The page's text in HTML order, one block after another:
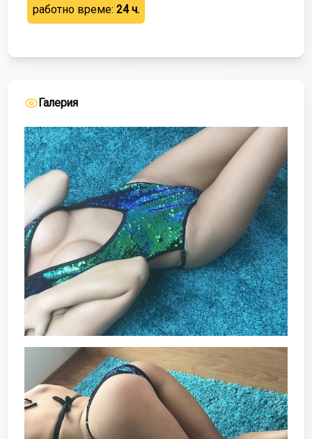
работно време: 24 ч.
Галерия